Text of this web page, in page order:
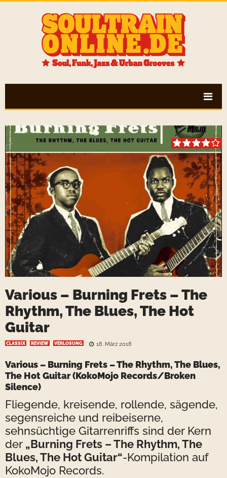
Various – Burning Frets – The
Rhythm, The Blues, The Hot
Guitar
CLASSIX REVIEW VERLOSUNG 18. März 2018
Various – Burning Frets – The Rhythm, The Blues,
The Hot Guitar (KokoMojo Records/Broken
Silence)
Fliegende, kreisende, rollende, sägende,
segensreiche und reibeiserne,
sehnsüchtige Gitarrenriffs sind der Kern
der „Burning Frets – The Rhythm, The
Blues, The Hot Guitar“-Kompilation auf
KokoMojo Records.